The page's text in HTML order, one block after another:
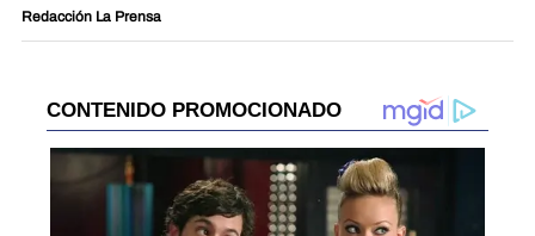
Redacción La Prensa